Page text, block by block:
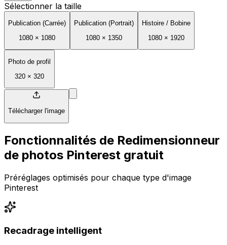
Sélectionner la taille
Publication (Carrée)
1080 × 1080
Publication (Portrait)
1080 × 1350
Histoire / Bobine
1080 × 1920
Photo de profil
320 × 320
Télécharger l'image
Fonctionnalités de Redimensionneur
de photos Pinterest gratuit
Préréglages optimisés pour chaque type d'image
Pinterest
Recadrage intelligent